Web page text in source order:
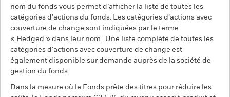
nom du fonds vous permet d’afficher la liste de toutes les
catégories d’actions du fonds. Les catégories d’actions avec
couverture de change sont indiquées par le terme
« Hedged » dans leur nom. Une liste complète de toutes les
catégories d'actions avec couverture de change est
également disponible sur demande auprès de la société de
gestion du fonds.
Dans la mesure où le Fonds prête des titres pour réduire les